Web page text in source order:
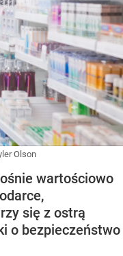
Olson
wartościowo
się z ostrą
o bezpieczeństwo